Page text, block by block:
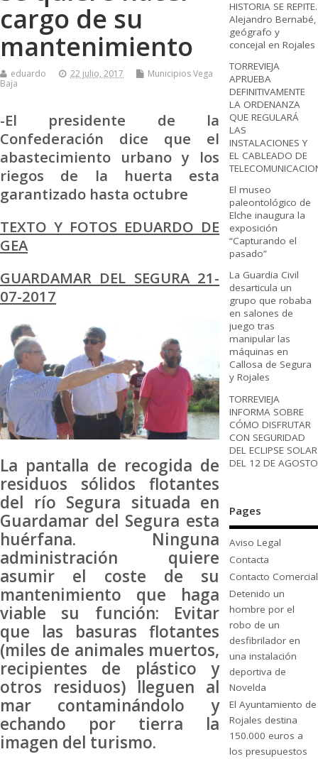
cargo de su
mantenimiento
eduardo 22 julio, 2017
Municipios Vega
Baja
-El presidente de la
Confederación dice que el
abastecimiento urbano y los
riegos de la huerta esta
garantizado hasta octubre
TEXTO Y FOTOS EDUARDO DE
GEA
GUARDAMAR DEL SEGURA 21-
07-2017
La pantalla de recogida de
residuos sólidos flotantes
del río Segura situada en
Guardamar del Segura esta
huérfana. Ninguna
administración quiere
asumir el coste de su
mantenimiento que haga
viable su función: Evitar
que las basuras flotantes
(miles de animales muertos,
recipientes de plástico y
otros residuos) lleguen al
mar contaminándolo y
echando por tierra la
imagen del turismo.
HISTORIA SE REPITE.
Alejandro Bernabé,
geógrafo y
concejal en Rojales
TORREVIEJA
APRUEBA
DEFINITIVAMENTE
LA ORDENANZA
QUE REGULARÁ
LAS
INSTALACIONES Y
EL CABLEADO DE
El museo
paleontológico de
Elche inaugura la
exposición
“Capturando el
pasado”
La Guardia Civil
desarticula un
grupo que robaba
en salones de
juego tras
manipular las
máquinas en
Callosa de Segura
y Rojales
TORREVIEJA
INFORMA SOBRE
CÓMO DISFRUTAR
CON SEGURIDAD
DEL ECLIPSE SOLAR
DEL 12 DE AGOSTO
Pages
Aviso Legal
Contacta
Contacto Comercial
Detenido un
hombre por el
robo de un
desfibrilador en
una instalación
deportiva de
Novelda
El Ayuntamiento de
Rojales destina
150.000 euros a
los presupuestos